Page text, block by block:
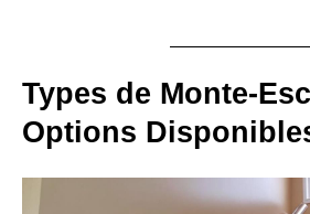
Types de Monte-
Options